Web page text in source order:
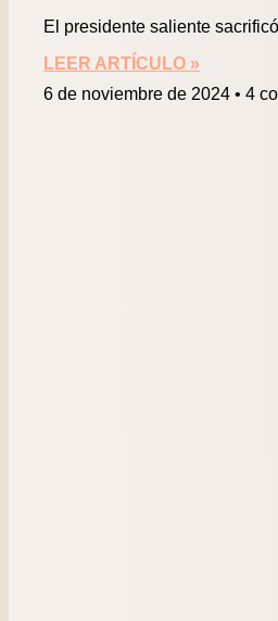
El presidente saliente
LEER ARTÍCULO »
6 de noviembre de 2024
4